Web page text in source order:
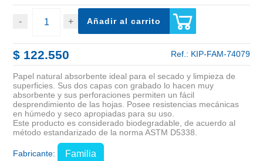
Añadir al carrito
$ 122.550 Ref.: KIP-FAM-74079
Papel natural absorbente ideal para el secado y limpieza de
superficies. Sus dos capas con grabado lo hacen muy
absorbente y sus perforaciones permiten un fácil
desprendimiento de las hojas. Posee resistencias mecánicas
en húmedo y seco apropiadas para su uso.
Este producto es considerado biodegradable, de acuerdo al
método estandarizado de la norma ASTM D5338.
Fabricante: Familia